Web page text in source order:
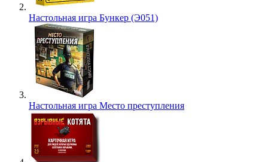
Настольная игра Бункер (Э051)
Настольная игра Место преступления